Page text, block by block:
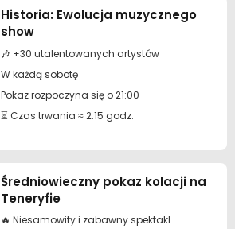
Historia: Ewolucja muzycznego
show
🎶 +30 utalentowanych artystów
W każdą sobotę
Pokaz rozpoczyna się o 21:00
⏳ Czas trwania ≈ 2:15 godz.
Średniowieczny pokaz kolacji na
Teneryfie
🔥 Niesamowity i zabawny spektakl